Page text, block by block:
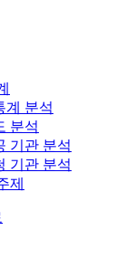
계 분석
분석
기관 분석
기관 분석
제